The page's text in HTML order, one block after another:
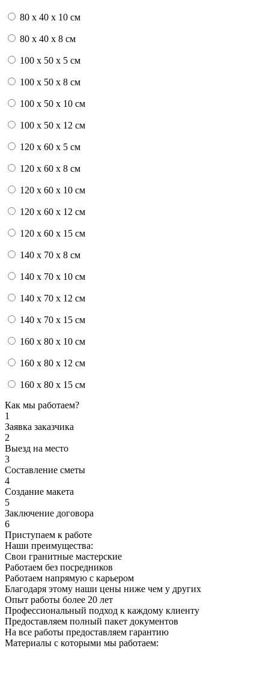
80 x 40 x 10 см
80 x 40 x 8 см
100 x 50 x 5 см
100 х 50 х 8 см
100 x 50 x 10 см
100 x 50 x 12 см
120 x 60 x 5 см
120 x 60 x 8 см
120 x 60 x 10 см
120 x 60 x 12 см
120 x 60 x 15 см
140 x 70 x 8 см
140 x 70 x 10 см
140 x 70 x 12 см
140 x 70 x 15 см
160 x 80 x 10 см
160 x 80 x 12 см
160 x 80 x 15 см
Как мы работаем?
1
Заявка заказчика
2
Выезд на место
3
Составление сметы
4
Создание макета
5
Заключение договора
6
Приступаем к работе
Наши преимущества:
Свои гранитные мастерские
Работаем без посредников
Работаем напрямую с карьером
Благодаря этому наши цены ниже чем у других
Опыт работы более 20 лет
Профессиональный подход к каждому клиенту
Предоставляем полный пакет документов
На все работы предоставляем гарантию
Материалы с которыми мы работаем: